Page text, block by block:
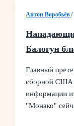
Антон Воробьёв/
Балогун
Главный
сборной США
информации
"Монако"